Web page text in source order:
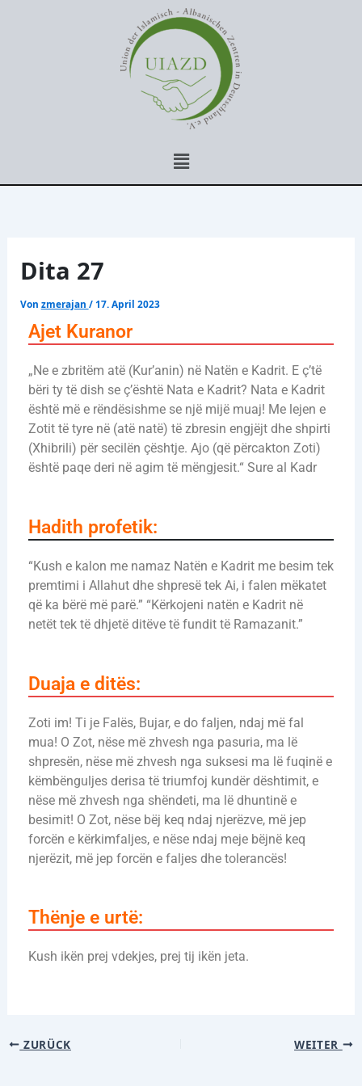
Menü
Dita 27
Von zmerajan /17. April 2023
Ajet Kuranor
„Ne e zbritëm atë (Kur’anin) në Natën e Kadrit. E ç’të
bëri ty të dish se ç’është Nata e Kadrit? Nata e Kadrit
është më e rëndësishme se një mijë muaj! Me lejen e
Zotit të tyre në (atë natë) të zbresin engjëjt dhe shpirti
(Xhibrili) për secilën çështje. Ajo (që përcakton Zoti)
është paqe deri në agim të mëngjesit.“ Sure al Kadr
Hadith profetik:
“Kush e kalon me namaz Natën e Kadrit me besim tek
premtimi i Allahut dhe shpresë tek Ai, i falen mëkatet
që ka bërë më parë.” “Kërkojeni natën e Kadrit në
netët tek të dhjetë ditëve të fundit të Ramazanit.”
Duaja e ditës:
Zoti im! Ti je Falës, Bujar, e do faljen, ndaj më fal
mua! O Zot, nëse më zhvesh nga pasuria, ma lë
shpresën, nëse më zhvesh nga suksesi ma lë fuqinë e
këmbënguljes derisa të triumfoj kundër dështimit, e
nëse më zhvesh nga shëndeti, ma lë dhuntinë e
besimit! O Zot, nëse bëj keq ndaj njerëzve, më jep
forcën e kërkimfaljes, e nëse ndaj meje bëjnë keq
njerëzit, më jep forcën e faljes dhe tolerancës!
Thënje e urtë:
Kush ikën prej vdekjes, prej tij ikën jeta.
ZURÜCK WEITER